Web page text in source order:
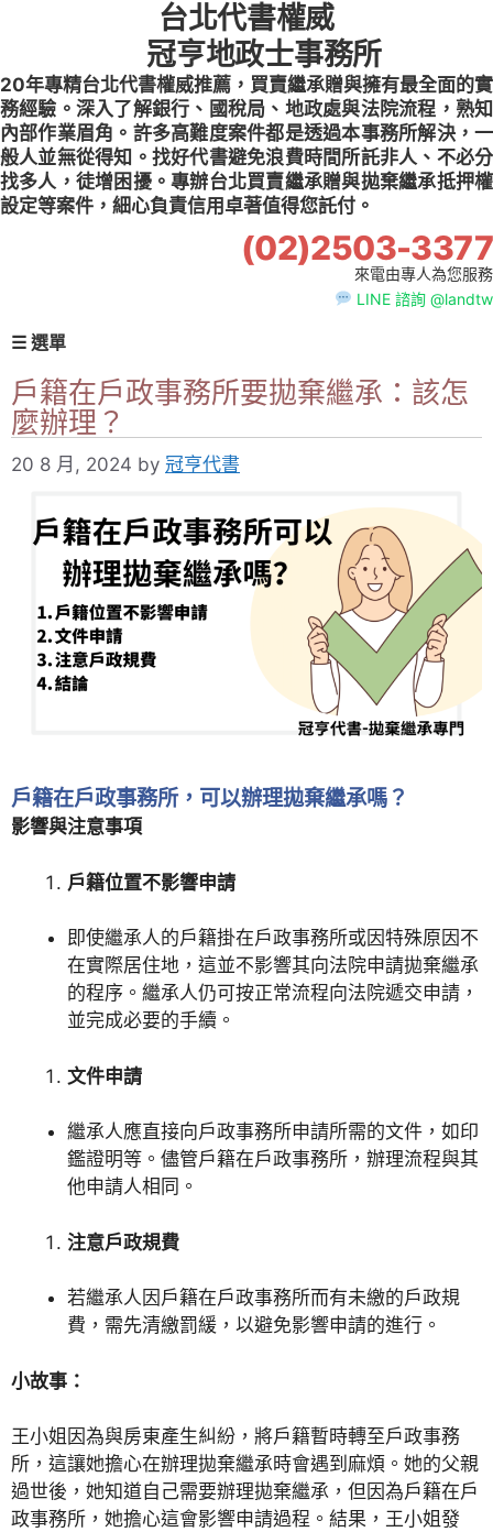
台北代書權威
冠亨地政士事務所
20年專精台北代書權威推薦，買賣繼承贈與擁有最全面的實
務經驗。深入了解銀行、國稅局、地政處與法院流程，熟知
內部作業眉角。許多高難度案件都是透過本事務所解決，一
般人並無從得知。找好代書避免浪費時間所託非人、不必分
找多人，徒增困擾。專辦台北買賣繼承贈與拋棄繼承抵押權
設定等案件，細心負責信用卓著值得您託付。
(02)2503-3377
來電由專人為您服務
LINE 諮詢 @landtw
☰ 選單
戶籍在戶政事務所要拋棄繼承：該怎
麼辦理？
20 8 月, 2024 by 冠亨代書
戶籍在戶政事務所，可以辦理拋棄繼承嗎？
影響與注意事項
戶籍位置不影響申請
即使繼承人的戶籍掛在戶政事務所或因特殊原因不
在實際居住地，這並不影響其向法院申請拋棄繼承
的程序。繼承人仍可按正常流程向法院遞交申請，
並完成必要的手續。
文件申請
繼承人應直接向戶政事務所申請所需的文件，如印
鑑證明等。儘管戶籍在戶政事務所，辦理流程與其
他申請人相同。
注意戶政規費
若繼承人因戶籍在戶政事務所而有未繳的戶政規
費，需先清繳罰緩，以避免影響申請的進行。
小故事：
王小姐因為與房東產生糾紛，將戶籍暫時轉至戶政事務
所，這讓她擔心在辦理拋棄繼承時會遇到麻煩。她的父親
過世後，她知道自己需要辦理拋棄繼承，但因為戶籍在戶
政事務所，她擔心這會影響申請過程。結果，王小姐發